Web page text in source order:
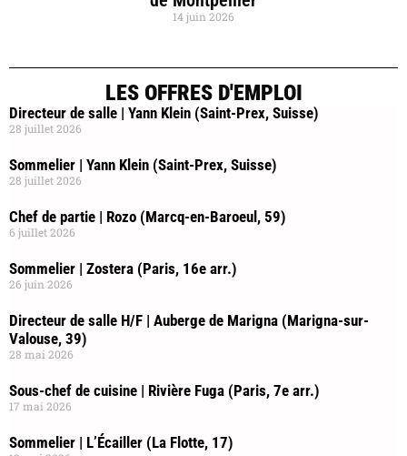
14 juin 2026
LES OFFRES D'EMPLOI
Directeur de salle | Yann Klein (Saint-Prex, Suisse)
28 juillet 2026
Sommelier | Yann Klein (Saint-Prex, Suisse)
28 juillet 2026
Chef de partie | Rozo (Marcq-en-Baroeul, 59)
6 juillet 2026
Sommelier | Zostera (Paris, 16e arr.)
26 juin 2026
Directeur de salle H/F | Auberge de Marigna (Marigna-sur-
Valouse, 39)
28 mai 2026
Sous-chef de cuisine | Rivière Fuga (Paris, 7e arr.)
17 mai 2026
Sommelier | L’Écailler (La Flotte, 17)